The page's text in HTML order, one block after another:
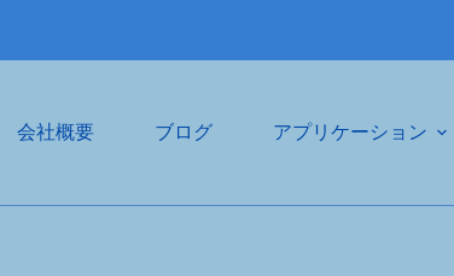
会社概要 ブログ アプリケーション